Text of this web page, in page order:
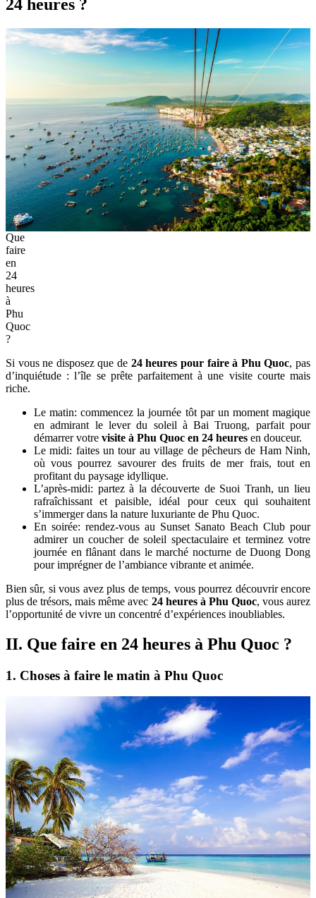
24 heures ?
Que
faire
en
24
heures
à
Phu
Quoc
?
Si vous ne disposez que de 24 heures pour faire à Phu Quoc, pas
d’inquiétude : l’île se prête parfaitement à une visite courte mais
riche.
Le matin: commencez la journée tôt par un moment magique
en admirant le lever du soleil à Bai Truong, parfait pour
démarrer votre visite à Phu Quoc en 24 heures en douceur.
Le midi: faites un tour au village de pêcheurs de Ham Ninh,
où vous pourrez savourer des fruits de mer frais, tout en
profitant du paysage idyllique.
L’après-midi: partez à la découverte de Suoi Tranh, un lieu
rafraîchissant et paisible, idéal pour ceux qui souhaitent
s’immerger dans la nature luxuriante de Phu Quoc.
En soirée: rendez-vous au Sunset Sanato Beach Club pour
admirer un coucher de soleil spectaculaire et terminez votre
journée en flânant dans le marché nocturne de Duong Dong
pour imprégner de l’ambiance vibrante et animée.
Bien sûr, si vous avez plus de temps, vous pourrez découvrir encore
plus de trésors, mais même avec 24 heures à Phu Quoc, vous aurez
l’opportunité de vivre un concentré d’expériences inoubliables.
II. Que faire en 24 heures à Phu Quoc ?
1. Choses à faire le matin à Phu Quoc